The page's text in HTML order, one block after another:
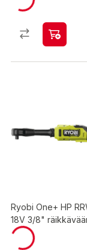
Ryobi One+ HP
18V 3/8"